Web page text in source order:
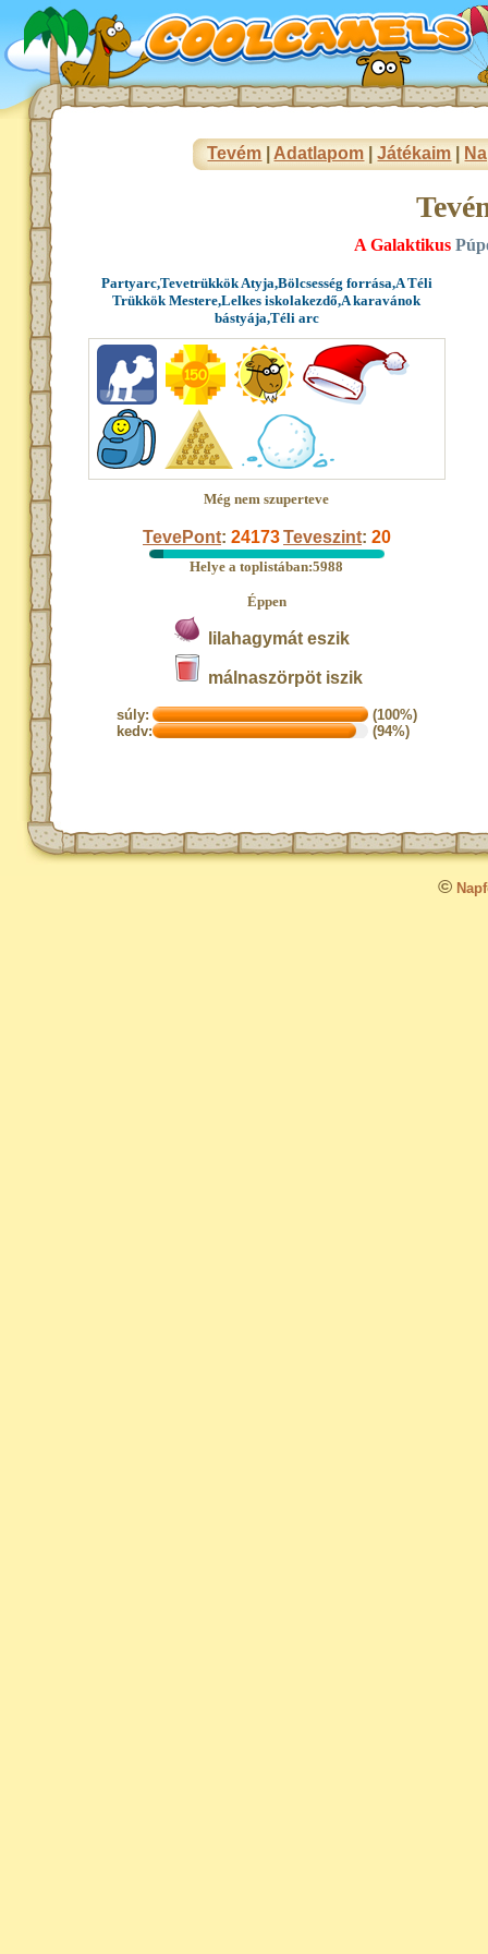
Tevém Adatlapom |Játékaim
A Galaktikus
Partyarc,Tevetrükkök Atyja,Bölcsesség forrása,A Téli
Trükkök Mestere,Lelkes iskolakezdő,A karavánok
bástyája,Téli arc
Még nem szuperteve
TevePont: 24173Teveszint: 20
Helye a toplistában:5988
Éppen
lilahagymát eszik
málnaszörpöt iszik
súly:
(100%)
kedv:
(94%)
©